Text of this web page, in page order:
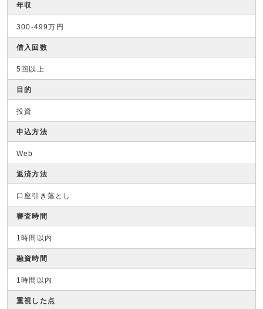
年収
300-499万円
借入回数
5回以上
目的
投資
申込方法
Web
返済方法
口座引き落とし
審査時間
1時間以内
融資時間
1時間以内
重視した点